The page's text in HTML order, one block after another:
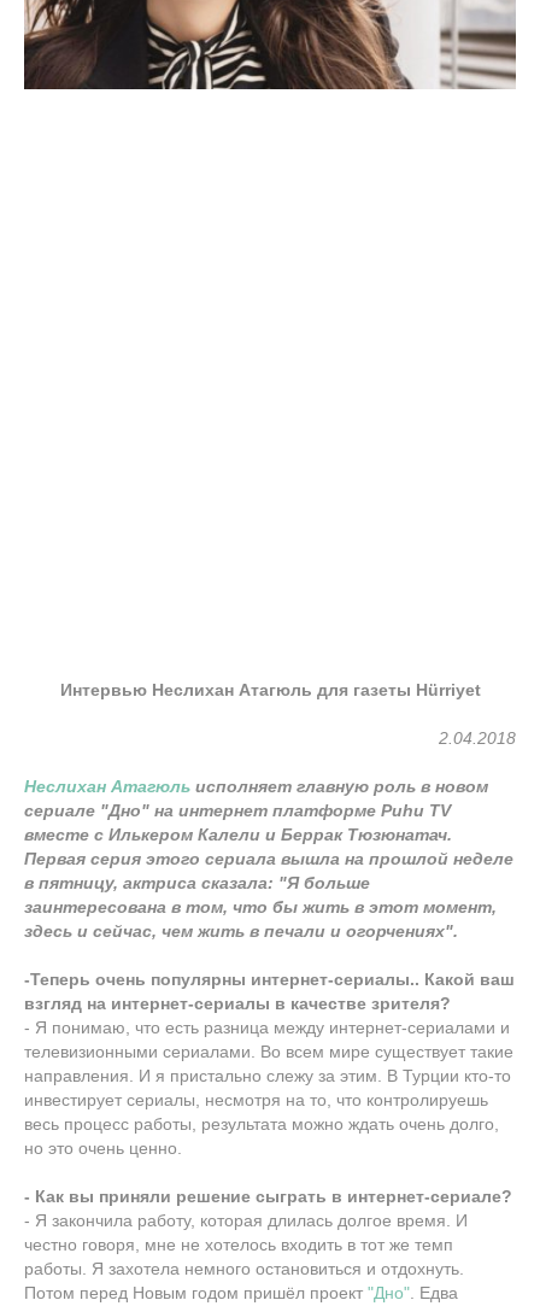
Интервью Неслихан Атагюль для газеты Hürriyet
2.04.2018
Неслихан Атагюль исполняет главную роль в новом
сериале "Дно" на интернет платформе Puhu TV
вместе с Илькером Калели и Беррак Тюзюнатач.
Первая серия этого сериала вышла на прошлой неделе
в пятницу, актриса сказала: "Я больше
заинтересована в том, что бы жить в этот момент,
здесь и сейчас, чем жить в печали и огорчениях".
-Теперь очень популярны интернет-сериалы.. Какой ваш
взгляд на интернет-сериалы в качестве зрителя?
- Я понимаю, что есть разница между интернет-сериалами и
телевизионными сериалами. Во всем мире существует такие
направления. И я пристально слежу за этим. В Турции кто-то
инвестирует сериалы, несмотря на то, что контролируешь
весь процесс работы, результата можно ждать очень долго,
но это очень ценно.
- Как вы приняли решение сыграть в интернет-сериале?
- Я закончила работу, которая длилась долгое время. И
честно говоря, мне не хотелось входить в тот же темп
работы. Я захотела немного остановиться и отдохнуть.
Потом перед Новым годом пришёл проект "Дно". Едва